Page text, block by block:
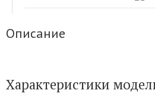
Описание
Характеристики